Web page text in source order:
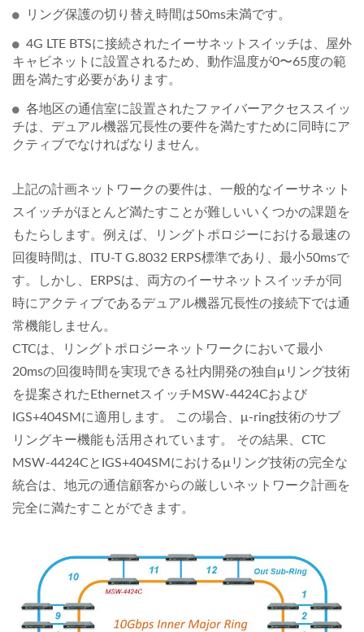
リング保護の切り替え時間は50ms未満です。
4G LTE BTSに接続されたイーサネットスイッチは、屋外
キャビネットに設置されるため、動作温度が0〜65度の範
囲を満たす必要があります。
各地区の通信室に設置されたファイバーアクセススイッ
チは、デュアル機器冗長性の要件を満たすために同時にア
クティブでなければなりません。
上記の計画ネットワークの要件は、一般的なイーサネット
スイッチがほとんど満たすことが難しいいくつかの課題を
もたらします。例えば、リングトポロジーにおける最速の
回復時間は、ITU-T G.8032 ERPS標準であり、最小50msで
す。しかし、ERPSは、両方のイーサネットスイッチが同
時にアクティブであるデュアル機器冗長性の接続下では通
常機能しません。
CTCは、リングトポロジーネットワークにおいて最小
20msの回復時間を実現できる社内開発の独自μリング技術
を提案されたEthernetスイッチMSW-4424Cおよび
IGS+404SMに適用します。 この場合、μ-ring技術のサブ
リングキー機能も活用されています。 その結果、CTC
MSW-4424CとIGS+404SMにおけるμリング技術の完全な
統合は、地元の通信顧客からの厳しいネットワーク計画を
完全に満たすことができます。